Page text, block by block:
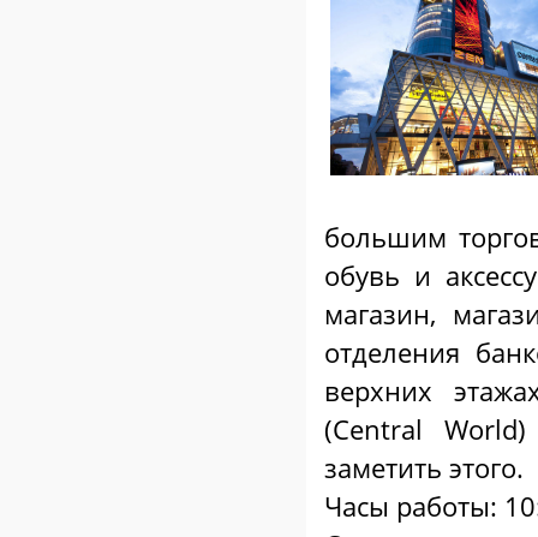
большим
обувь и
магазин,
отделения
верхних
(Central
заметить этого.
Часы работы: